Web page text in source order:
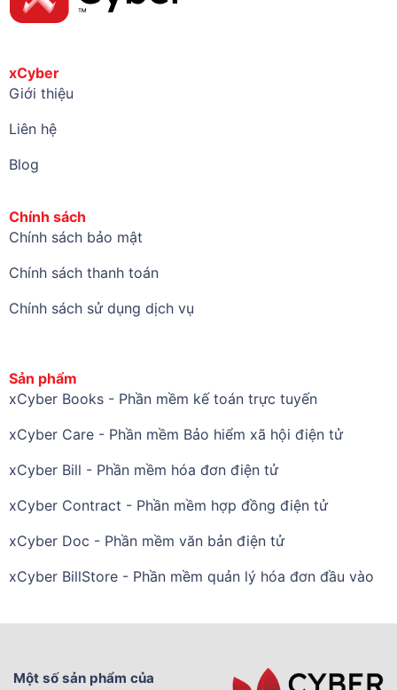
xCyber
Giới thiệu
Liên hệ
Blog
Chính sách
Chính sách bảo mật
Chính sách thanh toán
Chính sách sử dụng dịch vụ
Sản phẩm
xCyber Books - Phần mềm kế toán trực tuyến
xCyber Care - Phần mềm Bảo hiểm xã hội điện tử
xCyber Bill - Phần mềm hóa đơn điện tử
xCyber Contract - Phần mềm hợp đồng điện tử
xCyber Doc - Phần mềm văn bản điện tử
xCyber BillStore - Phần mềm quản lý hóa đơn đầu vào
Một số sản phẩm của